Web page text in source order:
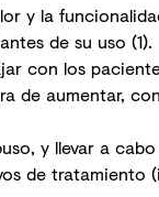
y la
de su uso (1).
con los
de aumentar,
y llevar a
de tratamiento